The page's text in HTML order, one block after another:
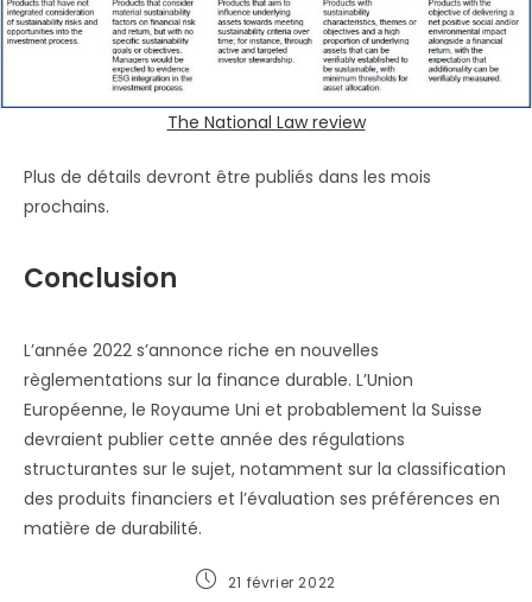
The National Law review
Plus de détails devront être publiés dans les mois
prochains.
Conclusion
L’année 2022 s’annonce riche en nouvelles
règlementations sur la finance durable. L’Union
Européenne, le Royaume Uni et probablement la Suisse
devraient publier cette année des régulations
structurantes sur le sujet, notamment sur la classification
des produits financiers et l’évaluation ses préférences en
matière de durabilité.
21 février 2022